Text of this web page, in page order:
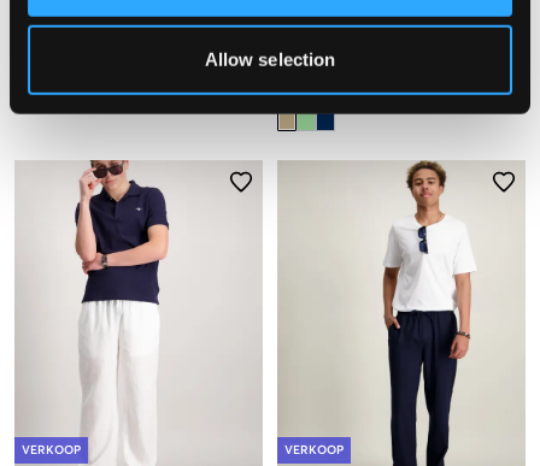
Allow selection
Y LOW LINEN BLEND TROUSERS
14,50 €29 €
LINEN BLEND SHIRT
29,50 €59 €
VERKOOP VERKOOP